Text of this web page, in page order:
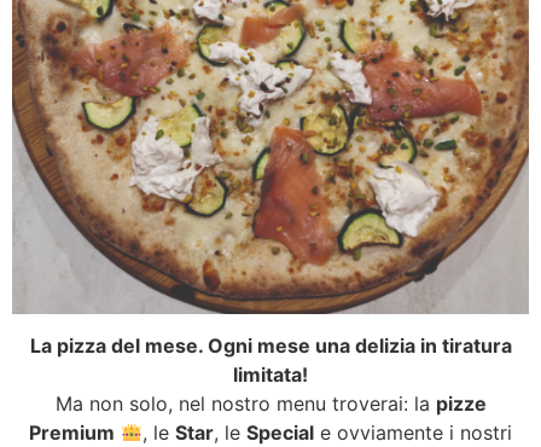
La pizza del mese. Ogni mese una delizia in tiratura
limitata!
Ma non solo, nel nostro menu troverai: la pizze
Premium
, le Star, le Speciale ovviamente i nostri